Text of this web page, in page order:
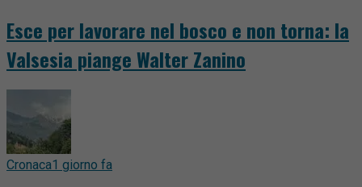
Esce per lavorare nel bosco e non torna: la
Valsesia piange Walter Zanino
Cronaca1 giorno fa